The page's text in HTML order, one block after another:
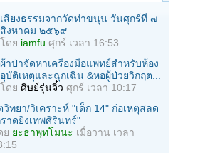
เสียงธรรมจากวัดท่าขนุน วันศุกร์ที่ ๗
สิงหาคม ๒๕๖๙
โดย iamfu ศุกร์ เวลา 16:53
ผ้าป่าจัดหาเครื่องมือแพทย์สำหรับห้อง
อุบัติเหตุและฉุกเฉิน &หอผู้ป่วยวิกฤต...
โดย ศิษย์รุ่นจิ๋ว ศุกร์ เวลา 10:17
วิทยา/วิเคราะห์ "เด็ก 14" ก่อเหตุสลด
าดยิงเทพศิรินทร์"
ย ยะธาพุทโมนะ เมื่อวาน เวลา